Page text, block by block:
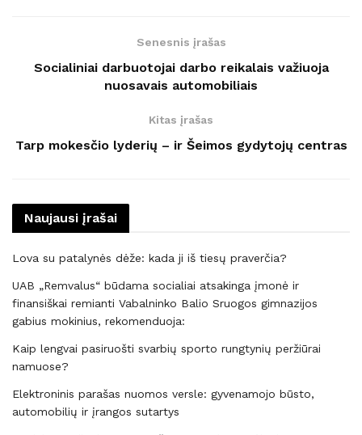
Senesnis įrašas
Socialiniai darbuotojai darbo reikalais važiuoja
nuosavais automobiliais
Kitas įrašas
Tarp mokesčio lyderių – ir Šeimos gydytojų centras
Naujausi įrašai
Lova su patalynės dėže: kada ji iš tiesų praverčia?
UAB „Remvalus“ būdama socialiai atsakinga įmonė ir
finansiškai remianti Vabalninko Balio Sruogos gimnazijos
gabius mokinius, rekomenduoja:
Kaip lengvai pasiruošti svarbių sporto rungtynių peržiūrai
namuose?
Elektroninis parašas nuomos versle: gyvenamojo būsto,
automobilių ir įrangos sutartys